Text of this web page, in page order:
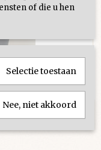
of die u hen
Selectie toestaan
Nee, niet akkoord